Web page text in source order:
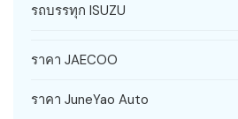
รถบรรทุก ISUZU
ราคา JAECOO
ราคา JuneYao Auto